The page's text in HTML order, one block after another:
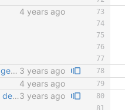
4 years ago
Adaptation des étapes de montage pour l'impression 3 years ago
4 years ago
Résolution de problèmes de saut de pages - Suppression du CSS "en dur" qui faisait aussi sauter des pages dans les mauvaises sections (étapes de montage du moyeu etc.) - Ajout de code HTML dans les fichiers .md pour éviter les sauts de pages là où c'est gênant3 years ago